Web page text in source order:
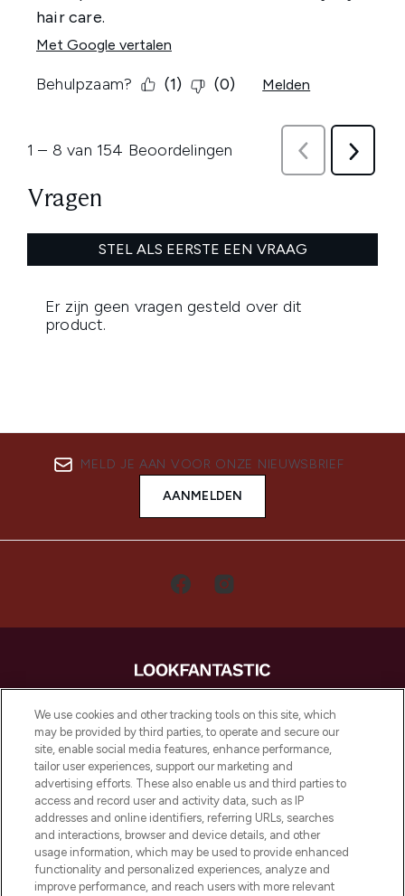
MELD JE AAN VOOR ONZE NIEUWSBRIEF
AANMELDEN
LOOKFANTASTIC is de ultieme online
beautybestemming van Europa, met de
beste huidverzorging, haarproducten en
make-up van meer dan 200 topmerken.
Shop online of via de app, met gratis
verzending vanaf €40.
Cookie-toestemming
Do Not Sell or Share My Personal
Information
We use cookies and other tracking tools on this site, which
may be provided by third parties, to operate and secure our
site, enable social media features, enhance performance,
tailor user experiences, support our marketing and
advertising efforts. These also enable us and third parties to
access and record user and activity data, such as IP
addresses and online identifiers, referring URLs, searches
and interactions, browser and device details, and other
usage information, which may be used to provide enhanced
functionality and personalized experiences, analyze and
improve performance, and reach users with more relevant